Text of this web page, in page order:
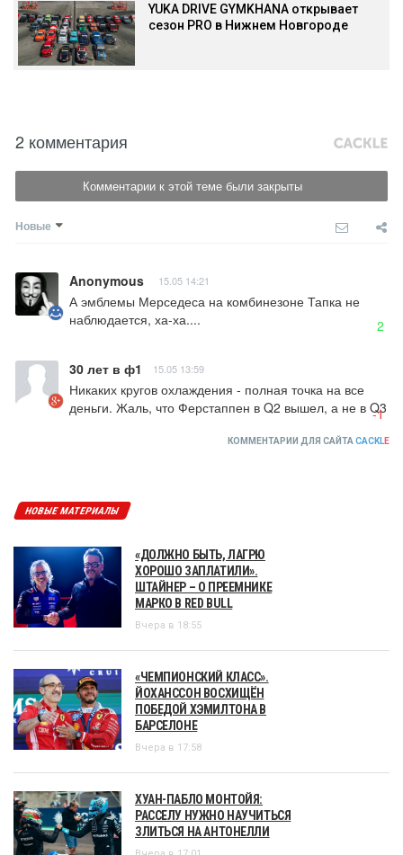
YUKA DRIVE GYMKHANA открывает
сезон PRO в Нижнем Новгороде
2 комментария
Комментарии к этой теме были закрыты
Новые
Anonymous 15.05 14:21
А эмблемы Мерседеса на комбинезоне Тапка не
наблюдается, ха-ха....
2
30 лет в ф1 15.05 13:59
Никаких кругов охлаждения - полная точка на все
деньги. Жаль, что Ферстаппен в Q2 вышел, а не в Q3
-1
КОММЕНТАРИИ ДЛЯ САЙТА CACKLE
НОВЫЕ МАТЕРИАЛЫ
«ДОЛЖНО БЫТЬ, ЛАГРЮ
ХОРОШО ЗАПЛАТИЛИ».
ШТАЙНЕР – О ПРЕЕМНИКЕ
МАРКО В RED BULL
Вчера в 18:55
«ЧЕМПИОНСКИЙ КЛАСС».
ЙОХАНССОН ВОСХИЩЁН
ПОБЕДОЙ ХЭМИЛТОНА В
БАРСЕЛОНЕ
Вчера в 17:58
ХУАН-ПАБЛО МОНТОЙЯ:
РАССЕЛУ НУЖНО НАУЧИТЬСЯ
ЗЛИТЬСЯ НА АНТОНЕЛЛИ